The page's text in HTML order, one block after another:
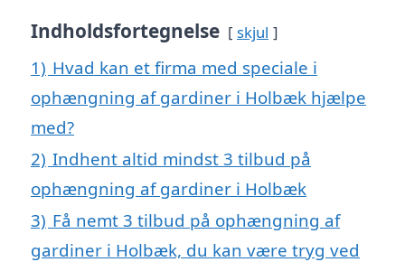
Indholdsfortegnelse skjul
1) Hvad kan et firma med speciale i
ophængning af gardiner i Holbæk hjælpe
med?
2) Indhent altid mindst 3 tilbud på
ophængning af gardiner i Holbæk
3) Få nemt 3 tilbud på ophængning af
gardiner i Holbæk, du kan være tryg ved